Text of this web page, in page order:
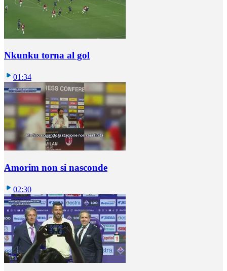
Nkunku torna al gol
01:34
Amorim non si nasconde
02:30